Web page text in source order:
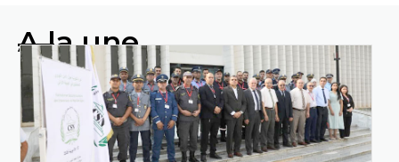
l'agriculture grâce aux techniques
nucléaires : L'engagement de l'Algérie
en faveur des objectifs de
développement durable
En savoir plus
A la une